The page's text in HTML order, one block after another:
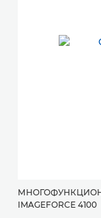
IMAGEFORCE 4100